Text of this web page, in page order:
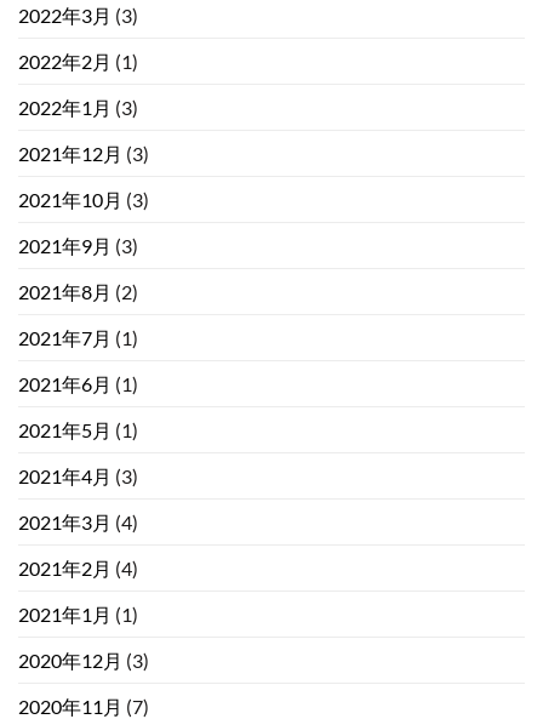
2022年3月 (3)
2022年2月 (1)
2022年1月 (3)
2021年12月 (3)
2021年10月 (3)
2021年9月 (3)
2021年8月 (2)
2021年7月 (1)
2021年6月 (1)
2021年5月 (1)
2021年4月 (3)
2021年3月 (4)
2021年2月 (4)
2021年1月 (1)
2020年12月 (3)
2020年11月 (7)